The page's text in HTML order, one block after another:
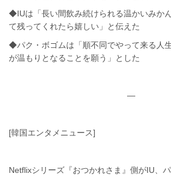
◆IUは「長い間飲み続けられる温かいみか
て残ってくれたら嬉しい」と伝えた
◆パク・ボゴムは「順不同でやって来る人
が温もりとなることを願う」とした
—
[韓国エンタメニュース]
Netflixシリーズ『おつかれさま』側がIU、